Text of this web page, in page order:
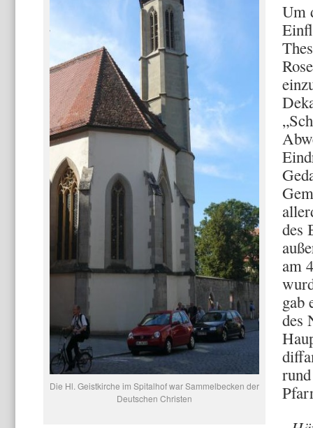
Die Hl. Geistkirche im Spitalhof war Sammelbecken der
Deutschen Christen
Um
des
am
gab
des